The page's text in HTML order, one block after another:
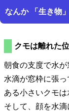
なんか 生き物
クモは離れた
朝食の支度で水が
水滴が窓枠に張
ある小さいクモは
そして、顔を水滴